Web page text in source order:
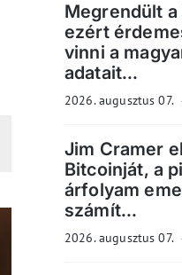
Megrendült a
ezért
vinni a
adatait...
2026. augusztus 07.
Jim Cramer
Bitcoinját, a
árfolyam
számít...
2026. augusztus 07.